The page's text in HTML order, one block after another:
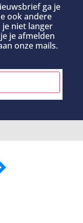
ga je
ook andere
je niet langer
je afmelden
onze mails.